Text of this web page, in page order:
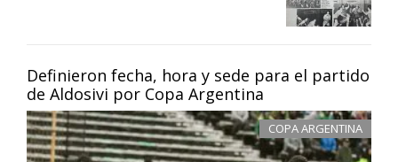
Definieron fecha, hora y sede para el partido
de Aldosivi por Copa Argentina
COPA ARGENTINA